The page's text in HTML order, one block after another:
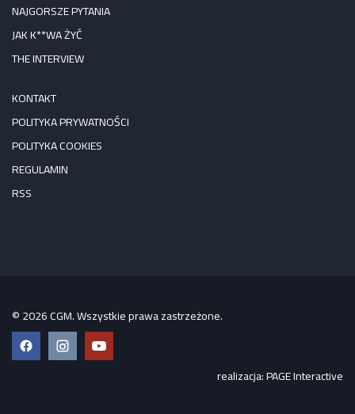
NAJGORSZE PYTANIA
JAK K**WA ŻYĆ
THE INTERVIEW
KONTAKT
POLITYKA PRYWATNOŚCI
POLITYKA COOKIES
REGULAMIN
RSS
© 2026 CGM. Wszystkie prawa zastrzeżone.
FacebookInstagramYouTube
realizacja:PAGE Interactive